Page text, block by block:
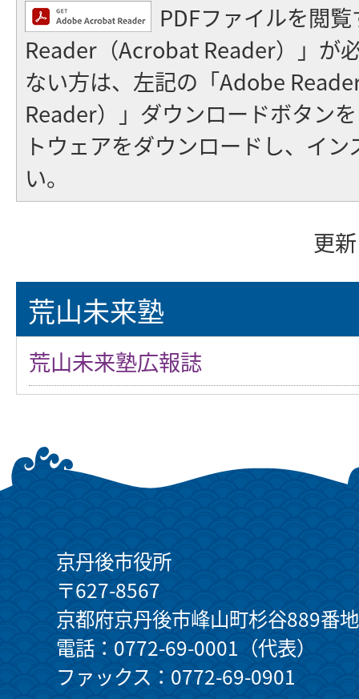
PDFファイルを閲
Reader（Acrobat Reader）」が
ない方は、左記の「Adobe
Reader）」ダウンロードボタン
トウェアをダウンロードし、イ
い。
更
荒山未来塾
荒山未来塾広報誌
京丹後市役所
〒627-8567
京都府京丹後市峰山町杉谷889番地
電話：0772-69-0001（代表）
ファックス：0772-69-0901